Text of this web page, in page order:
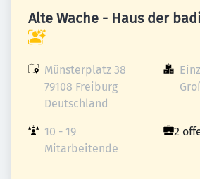
Alte Wache - Haus der
Münsterplatz 38
79108 Freiburg
Deutschland
10 - 19
Mitarbeitende
2